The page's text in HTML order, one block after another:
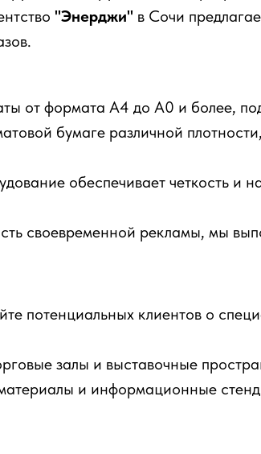
"Энерджи" в Сочи
от формата А4 до А0 и более,
бумаге различной
обеспечивает четкость и
своевременной рекламы, мы
потенциальных клиентов о
залы и выставочные
и информационные